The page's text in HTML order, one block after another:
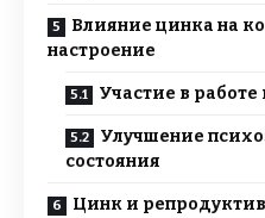
Влияние цинка на
настроение
Участие в работе
Улучшение
состояния
Цинк и